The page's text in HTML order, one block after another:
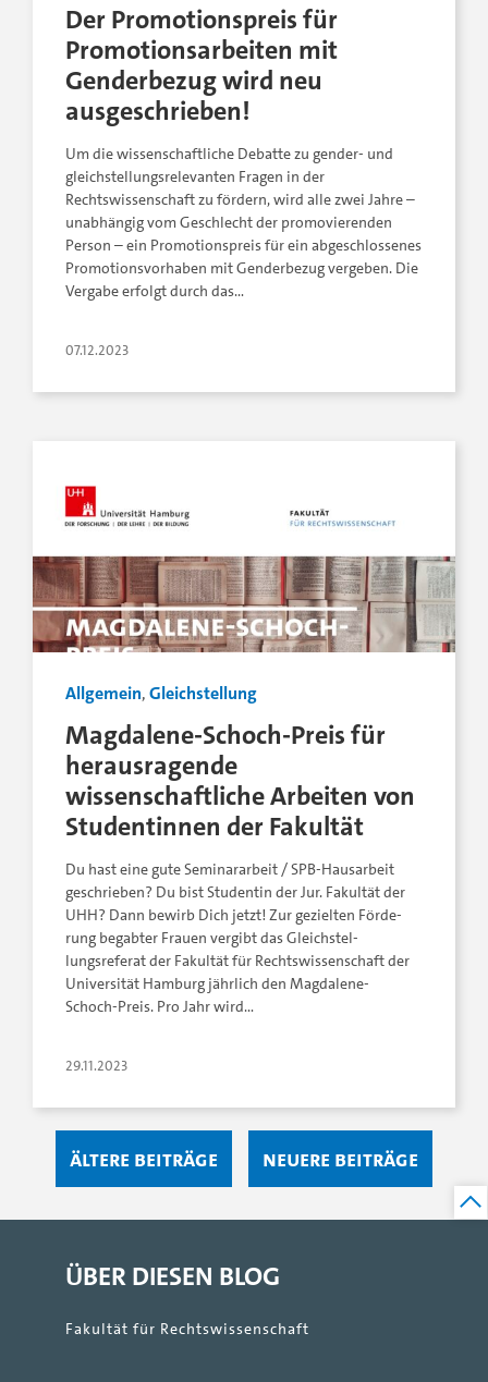
Der Promotionspreis für
Promotionsarbeiten mit
Genderbezug wird neu
ausgeschrieben!
Um die wissenschaftliche Debatte zu gender- und
gleichstellungsrelevanten Fragen in der
Rechtswissenschaft zu fördern, wird alle zwei Jahre –
unabhängig vom Geschlecht der promovierenden
Person – ein Promotionspreis für ein abgeschlossenes
Promotionsvorhaben mit Genderbezug vergeben. Die
Vergabe erfolgt durch das…
07.12.2023
Allgemein,Gleichstellung
Magdalene-Schoch-Preis für
herausragende
wissenschaftliche Arbeiten von
Studentinnen der Fakultät
Du hast eine gute Seminararbeit / SPB-Hausarbeit
geschrieben? Du bist Studentin der Jur. Fakultät der
UHH? Dann bewirb Dich jetzt! Zur ge­ziel­ten För­de­
rung be­gab­ter Frau­en ver­gibt das­ Gleich­stel­
lungsreferat der Fa­kul­tät für Rechts­wis­sen­schaft ­der
Uni­ver­si­tät Ham­burg jähr­lich den Magdalene-
Schoch-­Preis. Pro Jahr wird…
29.11.2023
Ältere Beiträge Neuere Beiträge
ÜBER DIESEN BLOG
Fakultät für Rechtswissenschaft